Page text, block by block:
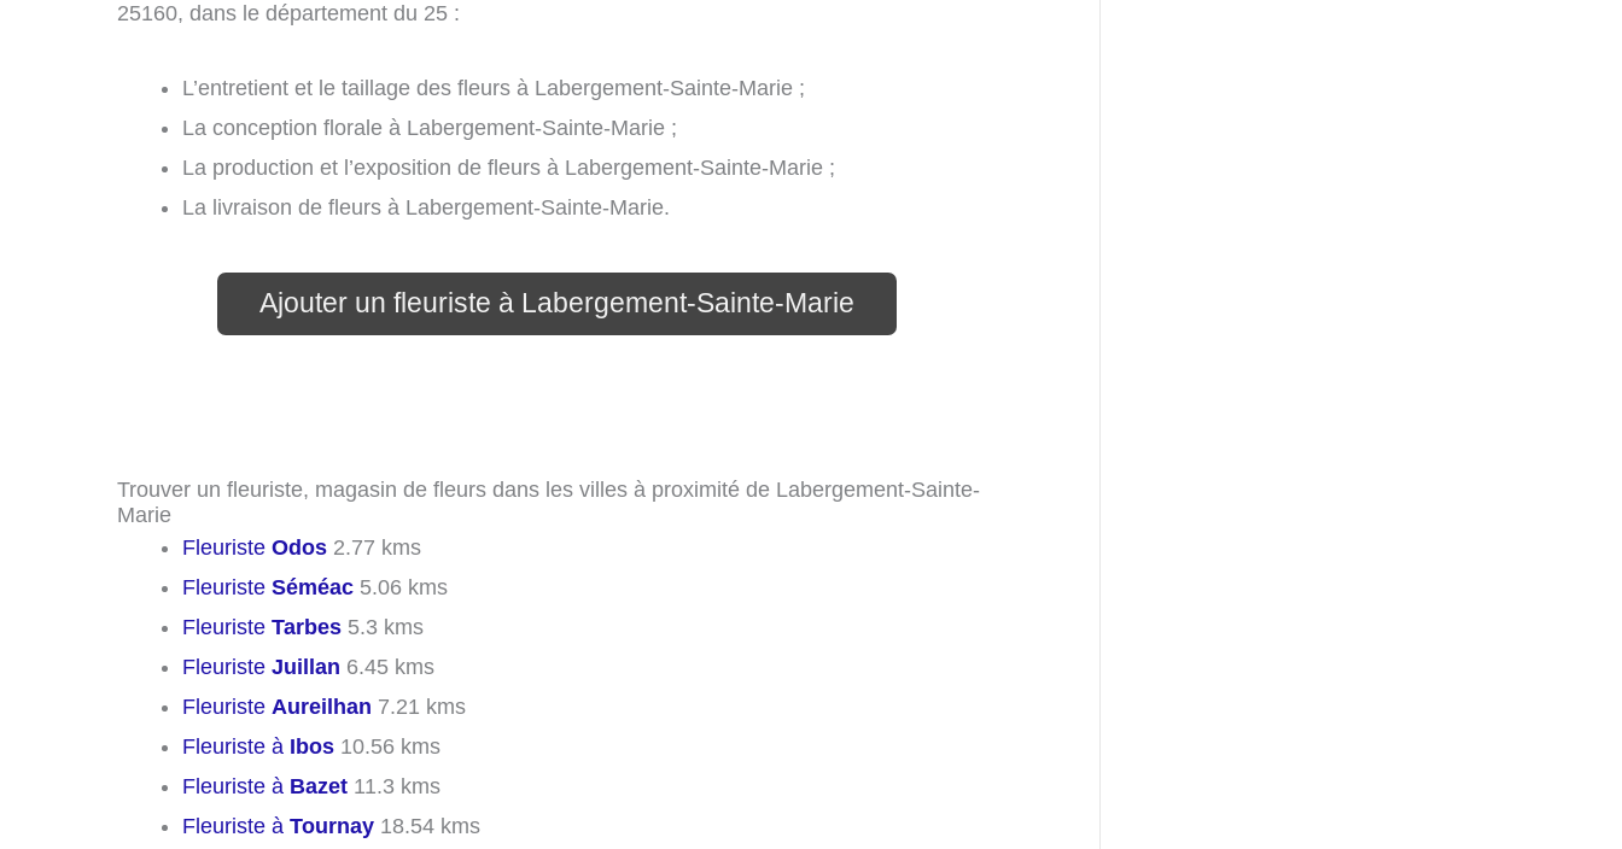
25160, dans le département du 25 :
L’entretient et le taillage des fleurs à Labergement-Sainte-Marie ;
La conception florale à Labergement-Sainte-Marie ;
La production et l’exposition de fleurs à Labergement-Sainte-Marie ;
La livraison de fleurs à Labergement-Sainte-Marie.
Ajouter un fleuriste à Labergement-Sainte-Marie
Trouver un fleuriste, magasin de fleurs dans les villes à proximité de Labergement-Sainte-
Marie
Fleuriste Odos 2.77 kms
Fleuriste Séméac 5.06 kms
Fleuriste Tarbes 5.3 kms
Fleuriste Juillan 6.45 kms
Fleuriste Aureilhan 7.21 kms
Fleuriste à Ibos 10.56 kms
Fleuriste à Bazet 11.3 kms
Fleuriste à Tournay 18.54 kms